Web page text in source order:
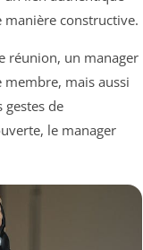
constructive.
réunion, un manager
mais aussi
de
le manager